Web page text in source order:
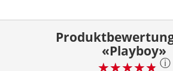
«Playboy»
ⓘ